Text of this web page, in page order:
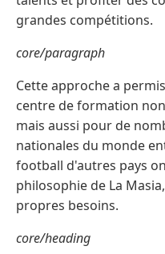
grandes compétitions.
core/paragraph
Cette approche a
centre de formation
mais aussi pour de
nationales du monde
football d'autres pays
philosophie de La
propres besoins.
core/heading